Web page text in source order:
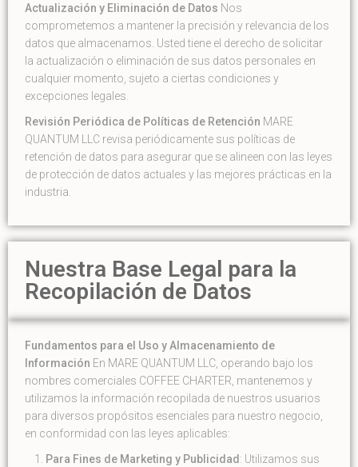
Actualización y Eliminación de Datos Nos
comprometemos a mantener la precisión y relevancia de los
datos que almacenamos. Usted tiene el derecho de solicitar
la actualización o eliminación de sus datos personales en
cualquier momento, sujeto a ciertas condiciones y
excepciones legales.
Revisión Periódica de Políticas de Retención MARE
QUANTUM LLC revisa periódicamente sus políticas de
retención de datos para asegurar que se alineen con las leyes
de protección de datos actuales y las mejores prácticas en la
industria.
Nuestra Base Legal para la
Recopilación de Datos
Fundamentos para el Uso y Almacenamiento de
Información En MARE QUANTUM LLC, operando bajo los
nombres comerciales COFFEE CHARTER, mantenemos y
utilizamos la información recopilada de nuestros usuarios
para diversos propósitos esenciales para nuestro negocio,
en conformidad con las leyes aplicables:
Para Fines de Marketing y Publicidad : Utilizamos sus